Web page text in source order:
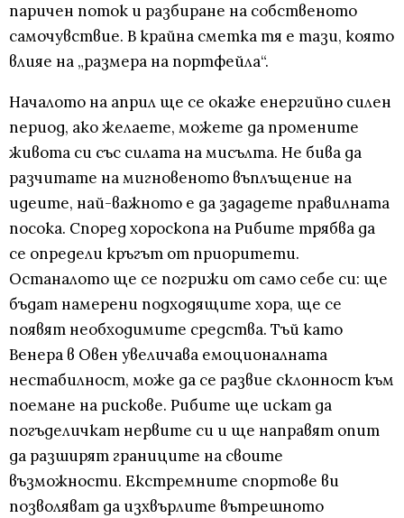
паричен поток и разбиране на собственото
самочувствие. В крайна сметка тя е тази, която
влияе на „размера на портфейла“.
Началото на април ще се окаже енергийно силен
период, ако желаете, можете да промените
живота си със силата на мисълта. Не бива да
разчитате на мигновеното въплъщение на
идеите, най-важното е да зададете правилната
посока. Според хороскопа на Рибите трябва да
се определи кръгът от приоритети.
Останалото ще се погрижи от само себе си: ще
бъдат намерени подходящите хора, ще се
появят необходимите средства. Тъй като
Венера в Овен увеличава емоционалната
нестабилност, може да се развие склонност към
поемане на рискове. Рибите ще искат да
погъделичкат нервите си и ще направят опит
да разширят границите на своите
възможности. Екстремните спортове ви
позволяват да изхвърлите вътрешното